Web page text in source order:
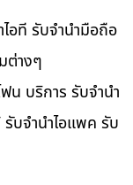
อที รับจำนำมือถือ
ต่างๆ
น บริการ รับจำนำ
บจำนำไอแพค รับ